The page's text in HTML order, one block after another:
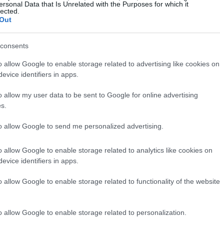
Data that Is Unrelated with the Purposes for which it
allow Google to enable storage related to advertising like cookies on
identifiers in apps.
allow my user data to be sent to Google for online advertising
allow Google to send me personalized advertising.
allow Google to enable storage related to analytics like cookies on
identifiers in apps.
allow Google to enable storage related to functionality of the website
allow Google to enable storage related to personalization.
che già riconoscono gli standard
tra publisher, organizzatori di
definizioni precise: ad esempio, la
promozionale” o tra “player” e
avrà ripercussioni pratiche su
riducendo la necessità di
dello standard potrà inoltre
di regolamenti dedicati agli